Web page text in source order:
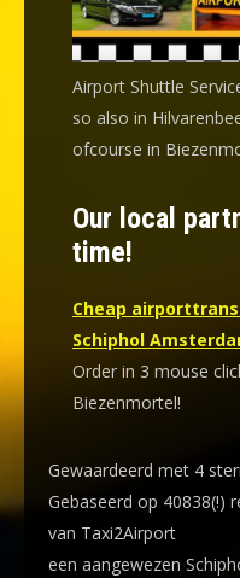
Airport Shuttle
so also in
ofcourse in
Our local
time!
Cheap
Schiphol
Order in 3 mouse
Biezenmortel!
Gewaardeerd met 4
Gebaseerd op 40838(!)
van Taxi2Airport
een aangewezen